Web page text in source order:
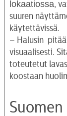
lokaatiossa,
suuren
käytettävissä.
– Halusin
visuaalisesti.
toteutetut
koostaan
Suomen